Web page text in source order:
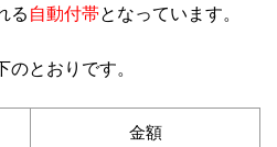
る 自動付帯となっています。
とおりです。
金額